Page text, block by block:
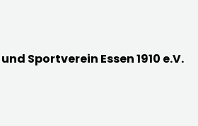
Sportverein Essen 1910 e.V.